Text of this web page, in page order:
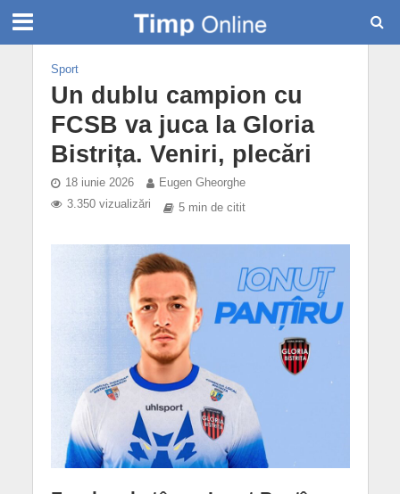
Sport
Un dublu campion cu
FCSB va juca la Gloria
Bistrița. Veniri, plecări
18 iunie 2026
Eugen Gheorghe
3.350 vizualizări
5 min de citit